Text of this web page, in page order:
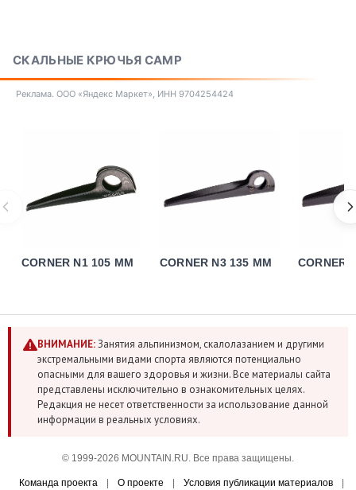
СКАЛЬНЫЕ КРЮЧЬЯ CAMP
Реклама. ООО «Яндекс Маркет», ИНН 9704254424
CORNER N1 105 MM CORNER N3 135 MM CORNER
ВНИМАНИЕ:Занятия альпинизмом, скалолазанием и другими
экстремальными видами спорта являются потенциально
опасными для вашего здоровья и жизни. Все материалы сайта
представлены исключительно в ознакомительных целях.
Редакция не несет ответственности за использование данной
информации в реальных условиях.
© 1999-2026 MOUNTAIN.RU. Все права защищены.
Команда проекта | О проекте | Условия публикации материалов |